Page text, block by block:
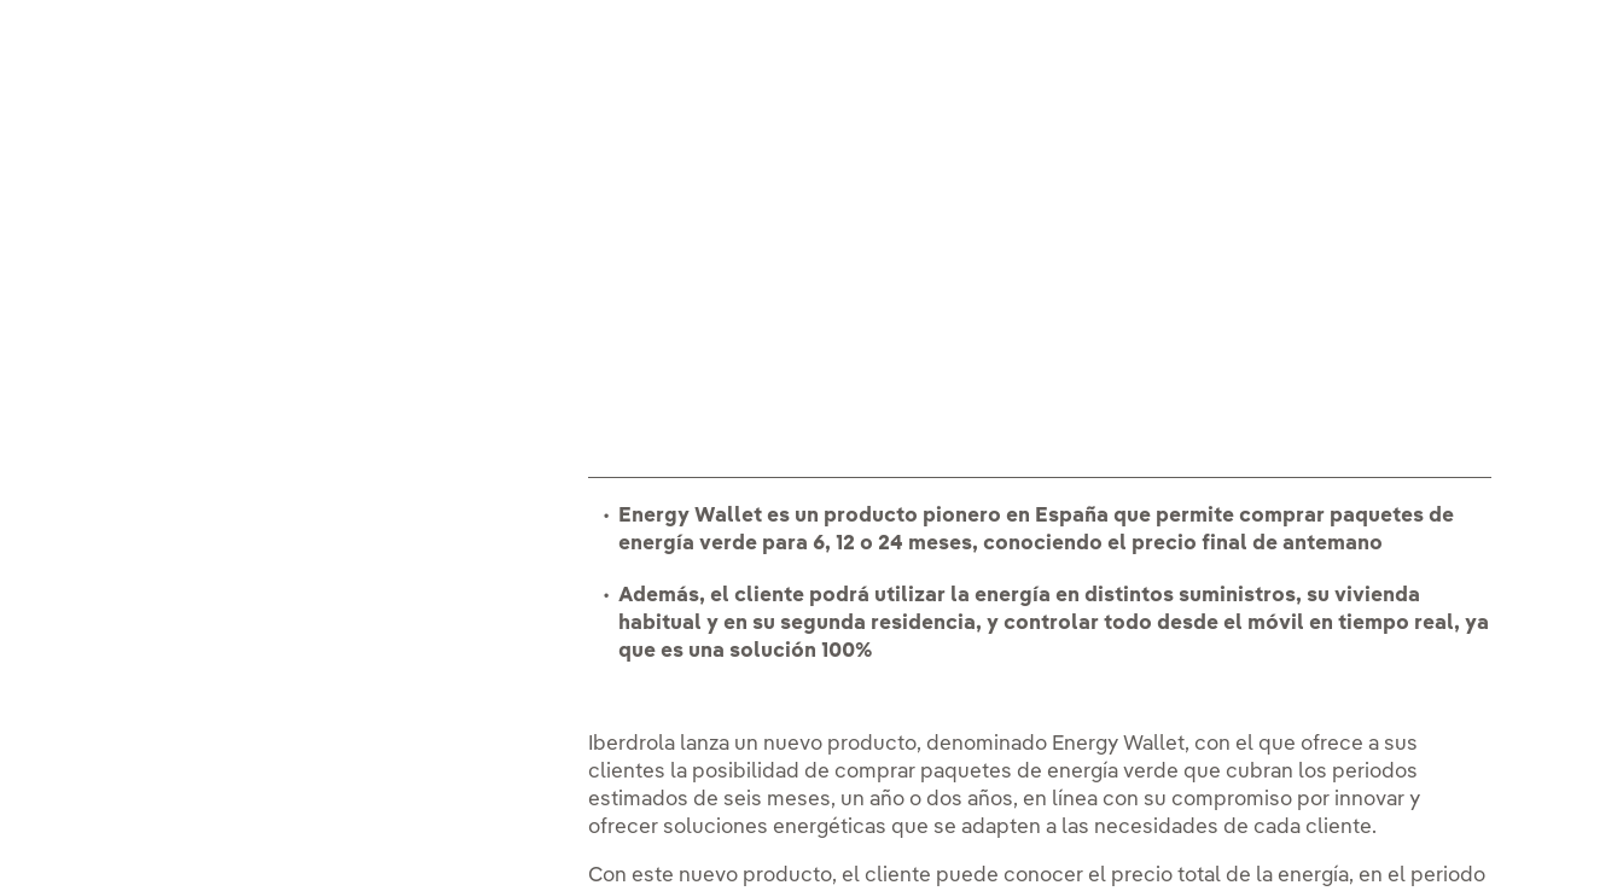
Energy Wallet es un producto pionero en España que permite comprar paquetes de
energía verde para 6, 12 o 24 meses, conociendo el precio final de antemano
Además, el cliente podrá utilizar la energía en distintos suministros, su vivienda
habitual y en su segunda residencia, y controlar todo desde el móvil en tiempo real, ya
que es una solución 100%
Iberdrola lanza un nuevo producto, denominado Energy Wallet, con el que ofrece a sus
clientes la posibilidad de comprar paquetes de energía verde que cubran los periodos
estimados de seis meses, un año o dos años, en línea con su compromiso por innovar y
ofrecer soluciones energéticas que se adapten a las necesidades de cada cliente.
Con este nuevo producto, el cliente puede conocer el precio total de la energía, en el periodo